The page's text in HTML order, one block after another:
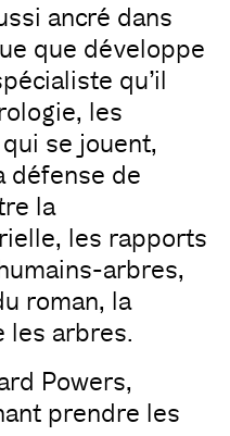
ancré dans
que développe
qu’il
les
se jouent,
défense de
la
les rapports
arbres,
roman, la
les arbres.
Powers,
prendre les